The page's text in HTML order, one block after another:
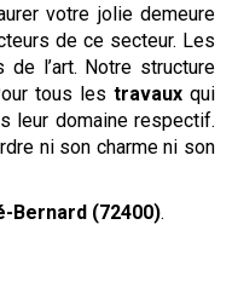
votre jolie demeure
de ce secteur. Les
l’art. Notre structure
tous les travauxqui
leur domaine respectif.
ni son charme ni son
Bernard (72400).